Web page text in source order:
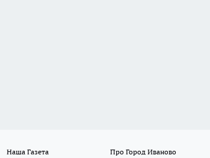
Наша Газета Про Город Иваново